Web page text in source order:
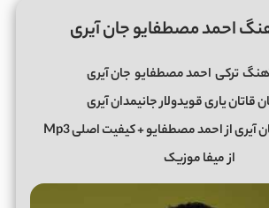
احمد مصطفایو جان آیری
ترکی احمد مصطفایو جان آیری
قاتان یاری قویدولار جانیمدان آیری
آیریازاحمد مصطفایو
+ کیفیت اصلی Mp3
ازمیفا موزیک